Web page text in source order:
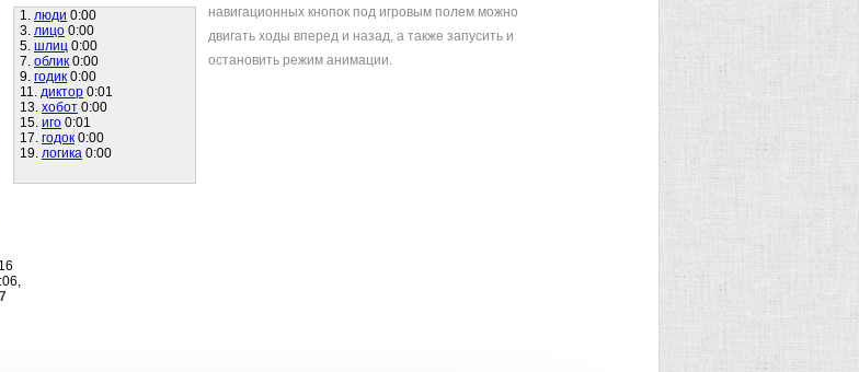
1. люди 0:00
3. лицо 0:00
5. шлиц 0:00
7. облик 0:00
9. годик 0:00
11. диктор 0:01
13. хобот 0:00
15. иго 0:01
17. годок 0:00
19. логика 0:00
навигационных кнопок под игровым полем можно
двигать ходы вперед и назад, а также запусить и
остановить режим анимации.